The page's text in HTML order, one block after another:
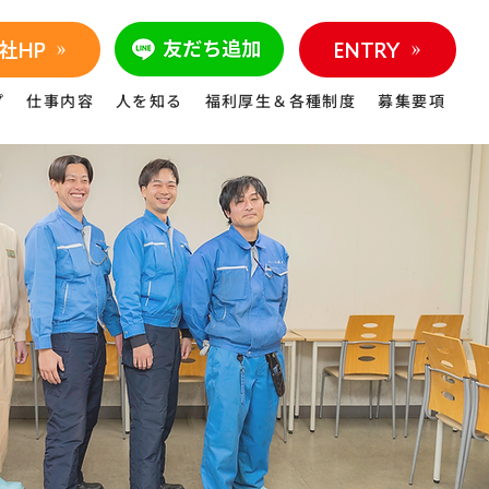
HP ENTRY
仕事内容 人を知る 福利厚生＆各種制度 募集要項